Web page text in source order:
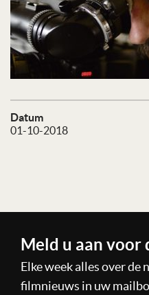
Datum
01-10-2018
Meld u aan voor
Elke week alles over de
filmnieuws in uw